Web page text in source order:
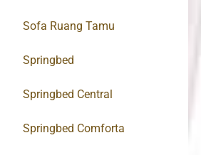
Sofa Ruang Tamu
Springbed
Springbed Central
Springbed Comforta